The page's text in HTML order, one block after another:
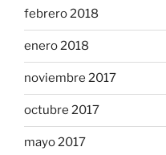
febrero 2018
enero 2018
noviembre 2017
octubre 2017
mayo 2017